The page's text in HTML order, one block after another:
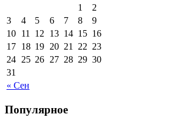
« Сен
1
2
3
4 5 6 7 8
9
10 11 12 13 14 15 16
17 18 19 20 21 22 23
24 25 26 27 28 29 30
31
Популярное